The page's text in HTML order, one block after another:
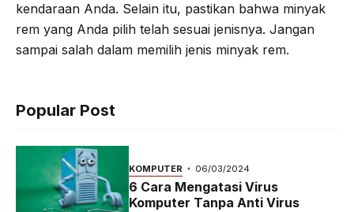
kendaraan Anda. Selain itu, pastikan bahwa minyak
rem yang Anda pilih telah sesuai jenisnya. Jangan
sampai salah dalam memilih jenis minyak rem.
Popular Post
KOMPUTER 06/03/2024
6 Cara Mengatasi Virus
Komputer Tanpa Anti Virus